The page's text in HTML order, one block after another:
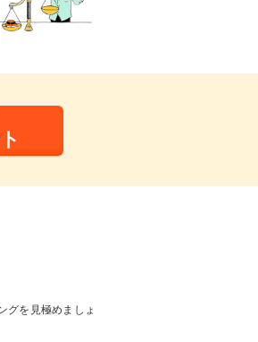
グを見極めましょ